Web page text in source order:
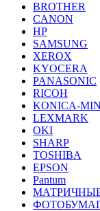
BROTHER
CANON
HP
SAMSUNG
XEROX
KYOCERA
PANASONIC
RICOH
KONICA-
LEXMARK
OKI
SHARP
TOSHIBA
EPSON
Pantum